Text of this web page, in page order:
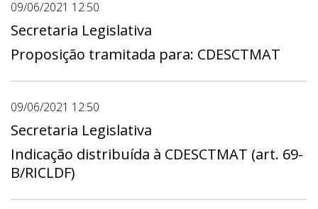
09/06/2021 12:50
Secretaria Legislativa
Proposição tramitada para: CDESCTMAT
09/06/2021 12:50
Secretaria Legislativa
Indicação distribuída à CDESCTMAT (art. 69-
B/RICLDF)